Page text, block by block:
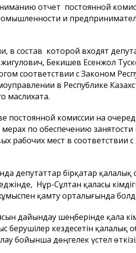
Елорда
назарына!
отчет постоянной
и
в состав которой входят
Бекишев Есенжол
соответствии с Законом
в Республике
маслихата.
комиссии на
по обеспечению
рабочих мест в соответствии
депутаттар бірқатар қалалық
Нұр-Сұлтан қаласы
жұмыспен қамту орталығында
дайындау шеңберінде қала
кездесетін қалалық
бойынша дөңгелек үстел